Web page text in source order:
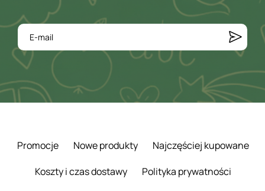
Promocje Nowe produkty
Najczęściej kupowane
Koszty i czas dostawy
Polityka prywatności